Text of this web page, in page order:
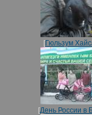
[Гюльзум
[День России в